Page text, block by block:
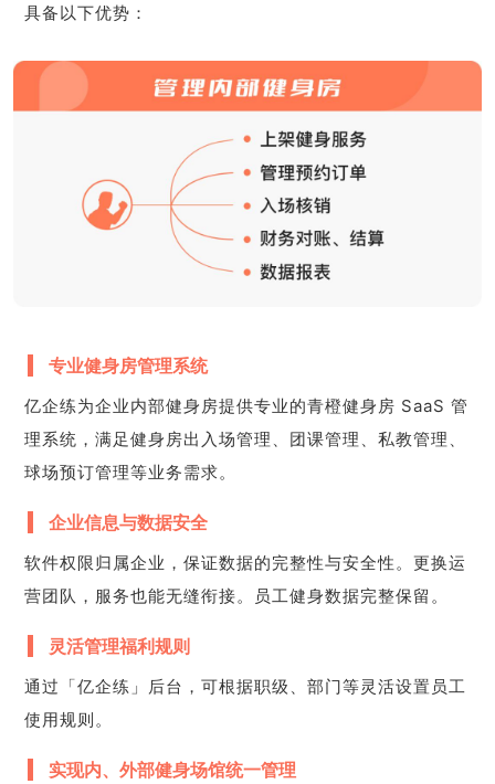
具备以下优势：
专业健身房管理系统
亿企练为企业内部健身房提供专业的青橙健身房 SaaS 管
理系统，满足健身房出入场管理、团课管理、私教管理、
球场预订管理等业务需求。
企业信息与数据安全
软件权限归属企业，保证数据的完整性与安全性。更换运
营团队，服务也能无缝衔接。员工健身数据完整保留。
灵活管理福利规则
通过「亿企练」后台，可根据职级、部门等灵活设置员工
使用规则。
实现内、外部健身场馆统一管理